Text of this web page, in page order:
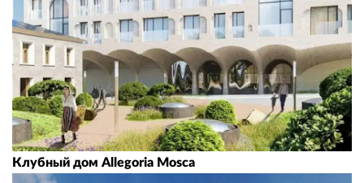
Клубный дом Allegoria Mosca